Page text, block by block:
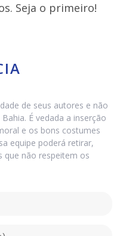
Seja o primeiro!
de seus autores e não
É vedada a inserção
e os bons costumes
equipe poderá retirar,
que não respeitem os